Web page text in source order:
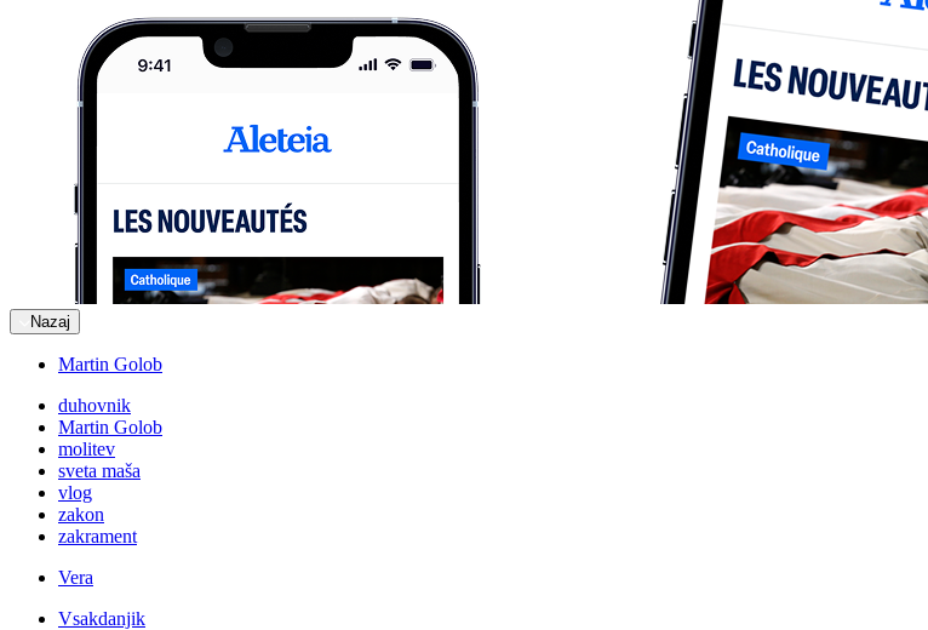
Nazaj
Martin Golob
duhovnik
Martin Golob
molitev
sveta maša
vlog
zakon
zakrament
Vera
Vsakdanjik